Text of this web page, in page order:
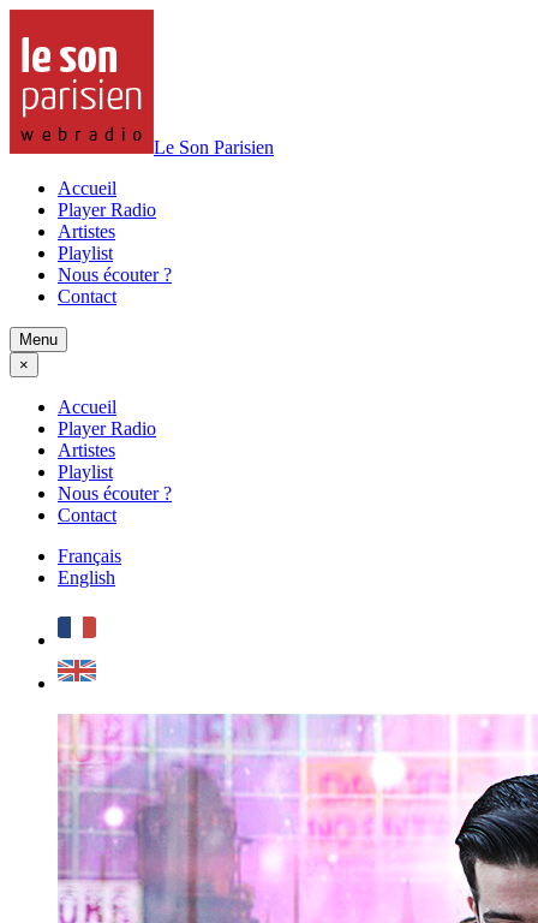
Le Son Parisien
Accueil
Player Radio
Artistes
Playlist
Nous écouter ?
Contact
Menu
×
Accueil
Player Radio
Artistes
Playlist
Nous écouter ?
Contact
Français
English